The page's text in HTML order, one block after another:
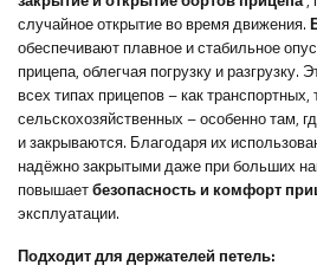
случайное открытие во время движения.
обеспечивают плавное и стабильное
прицепа, облегчая погрузку и разгрузку.
всех типах прицепов – как
сельскохозяйственных – особенно там,
и закрываются. Благодаря их
надёжно закрытыми даже при больших
повышаетбезопасность и комфорт
эксплуатации.
Подходит для держателей петель: